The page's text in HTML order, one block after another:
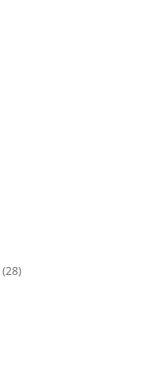
(28)